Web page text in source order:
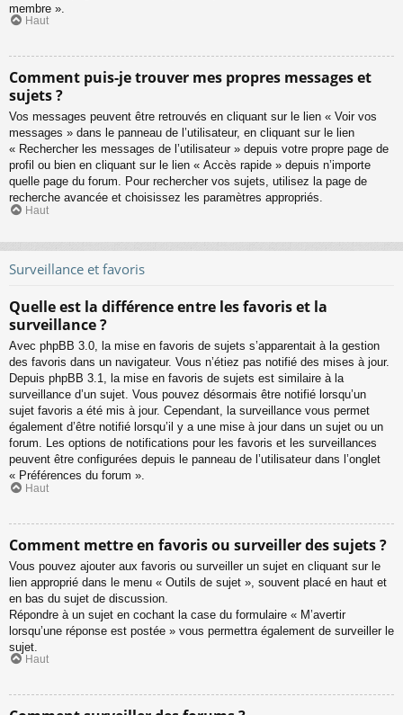
membre ».
Haut
Comment puis-je trouver mes propres messages et
sujets ?
Vos messages peuvent être retrouvés en cliquant sur le lien « Voir vos
messages » dans le panneau de l’utilisateur, en cliquant sur le lien
« Rechercher les messages de l’utilisateur » depuis votre propre page de
profil ou bien en cliquant sur le lien « Accès rapide » depuis n’importe
quelle page du forum. Pour rechercher vos sujets, utilisez la page de
recherche avancée et choisissez les paramètres appropriés.
Haut
Surveillance et favoris
Quelle est la différence entre les favoris et la
surveillance ?
Avec phpBB 3.0, la mise en favoris de sujets s’apparentait à la gestion
des favoris dans un navigateur. Vous n’étiez pas notifié des mises à jour.
Depuis phpBB 3.1, la mise en favoris de sujets est similaire à la
surveillance d’un sujet. Vous pouvez désormais être notifié lorsqu’un
sujet favoris a été mis à jour. Cependant, la surveillance vous permet
également d’être notifié lorsqu’il y a une mise à jour dans un sujet ou un
forum. Les options de notifications pour les favoris et les surveillances
peuvent être configurées depuis le panneau de l’utilisateur dans l’onglet
« Préférences du forum ».
Haut
Comment mettre en favoris ou surveiller des sujets ?
Vous pouvez ajouter aux favoris ou surveiller un sujet en cliquant sur le
lien approprié dans le menu « Outils de sujet », souvent placé en haut et
en bas du sujet de discussion.
Répondre à un sujet en cochant la case du formulaire « M’avertir
lorsqu’une réponse est postée » vous permettra également de surveiller le
sujet.
Haut